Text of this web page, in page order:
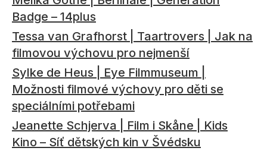
Badge – 14plus
Tessa van Grafhorst | Taartrovers | Jak na
filmovou výchovu pro nejmenší
Sylke de Heus | Eye Filmmuseum |
Možnosti filmové výchovy pro děti se
speciálními potřebami
Jeanette Schjerva | Film i Skåne | Kids
Kino – Síť dětských kin v Švédsku